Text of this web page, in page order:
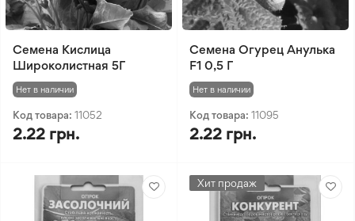
Семена Кислица
Широколистная 5Г
Нет в наличии
Код товара: 11052
2.22 грн.
Семена Огурец Анулька
F1 0,5 Г
Нет в наличии
Код товара: 11095
2.22 грн.
Хит продаж